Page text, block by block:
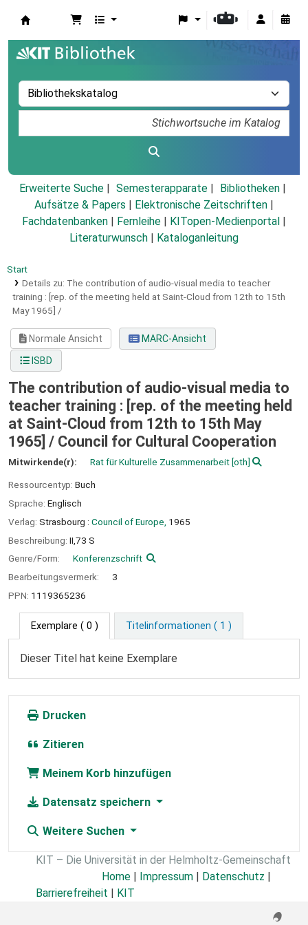
Erweiterte Suche Semesterapparate
Bibliotheken
Aufsätze & Papers
Elektronische Zeitschriften
Fachdatenbanken
Fernleihe KITopen-Medienportal
Literaturwunsch
Kataloganleitung
Start
Details zu: The contribution of audio-visual media to teacher
training : [rep. of the meeting held at Saint-Cloud from 12th to 15th
May 1965] /
Normale Ansicht
MARC-Ansicht
ISBD
The contribution of audio-visual media to
teacher training : [rep. of the meeting held
at Saint-Cloud from 12th to 15th May
1965] / Council for Cultural Cooperation
Mitwirkende(r): Rat für Kulturelle Zusammenarbeit [oth]
Ressourcentyp: Buch
Sprache: Englisch
Verlag: Strasbourg : Council of Europe, 1965
Beschreibung: II,73 S
Genre/Form:
Konferenzschrift
Bearbeitungsvermerk:
3
PPN: 1119365236
Exemplare ( 0 ) Titelinformationen ( 1 )
Dieser Titel hat keine Exemplare
Drucken
Zitieren
Meinem Korb hinzufügen
Datensatz speichern
Weitere Suchen
KIT – Die Universität in der Helmholtz-Gemeinschaft
Home | Impressum | Datenschutz |
Barrierefreiheit | KIT